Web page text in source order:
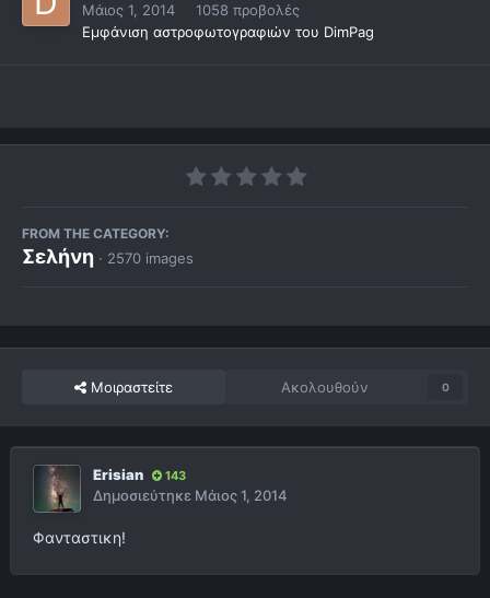
Μάιος 1, 2014
1058 προβολές
Εμφάνιση αστροφωτογραφιών του DimPag
FROM THE CATEGORY:
Σελήνη · 2570 images
Μοιραστείτε Ακολουθούν 0
Erisian 143
Δημοσιεύτηκε Μάιος 1, 2014
Φανταστικη!